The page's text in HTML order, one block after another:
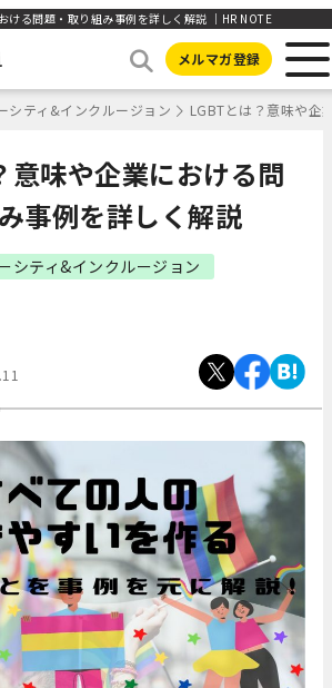
ける問題・取り組み事例を詳しく解説 ｜HR NOTE
メルマガ登録
シティ&インクルージョン LGBTとは？意味や企
意味や企業における問
事例を詳しく解説
シティ&インクルージョン